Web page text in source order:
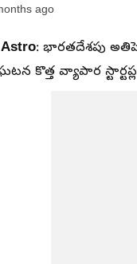
ago
: భారతదేశపు
కొత్త వ్యాపార